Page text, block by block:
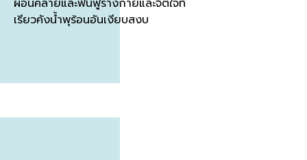
ผ่อนคลายและฟื้นฟูร่างกายและจิตใจที่
เรียวคังน้ำพุร้อนอันเงียบสงบ